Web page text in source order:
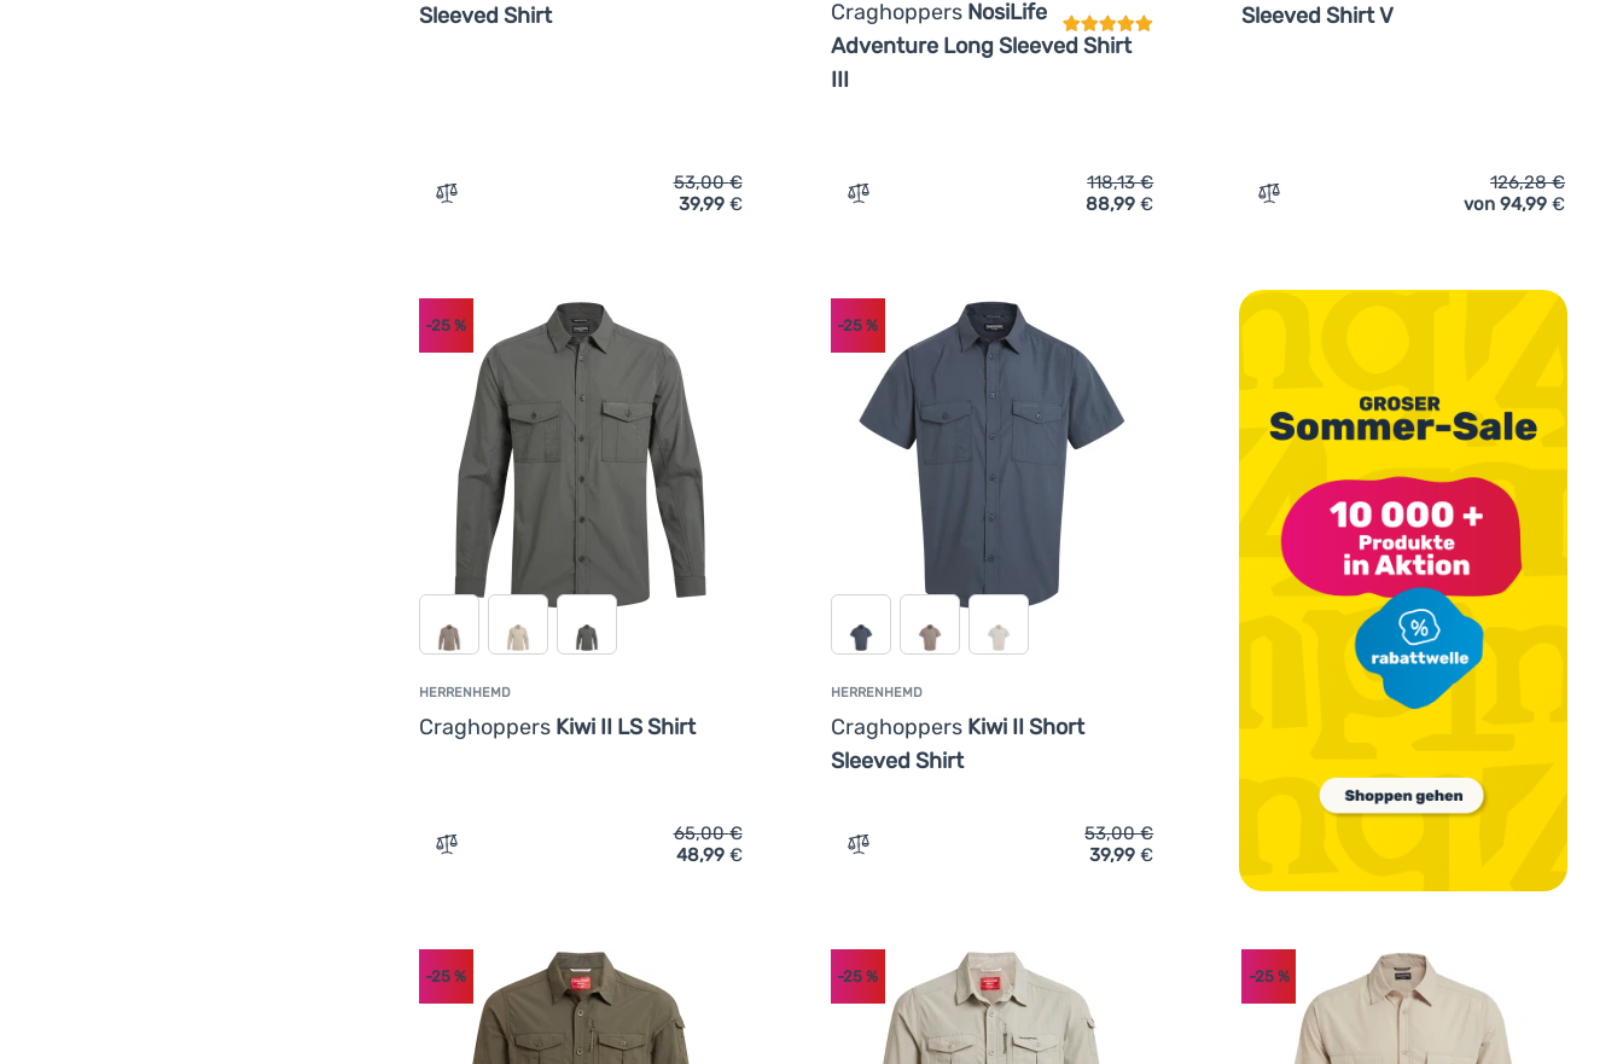
Sleeved Shirt
Zum Vergleich 'Herrenhemd Craghoppers Kiwi II Short Sleeved Shirt' hinzufügen
53,00€
39,99 €
Craghoppers NosiLife
Adventure Long Sleeved Shirt
III
Zum Vergleich 'Herrenhemd Craghoppers NosiLife Adventure Long Sleeved Shirt III'
118,13€
88,99€
Sleeved Shirt V
Zum Vergleich 'Herrenhemd
126,28€
von 94,99 €
HERRENHEMD
Craghoppers Kiwi II LS Shirt
-25 %
Zum Vergleich 'Herrenhemd Craghoppers Kiwi II LS Shirt' hinzufügen
65,00€
48,99 €
HERRENHEMD
Craghoppers Kiwi II Short
Sleeved Shirt
-25 %
Zum Vergleich 'Herrenhemd Craghoppers Kiwi II Short Sleeved Shirt' hinzufügen
53,00€
39,99€
-25 % -25 % -25%